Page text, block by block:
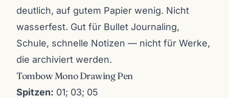
deutlich, auf gutem Papier wenig. Nicht
wasserfest. Gut für Bullet Journaling,
Schule, schnelle Notizen — nicht für Werke,
die archiviert werden.
Tombow Mono Drawing Pen
Spitzen: 01; 03; 05